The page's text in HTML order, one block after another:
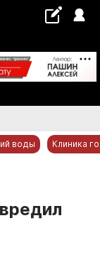
воды Клиника